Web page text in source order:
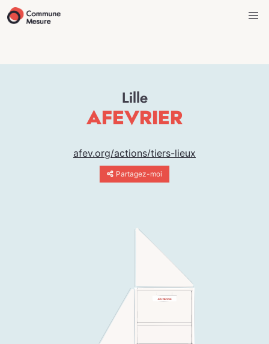
Lille
AFEVRIER
afev.org/actions/tiers-lieux
Partagez-moi
JEUNESSE